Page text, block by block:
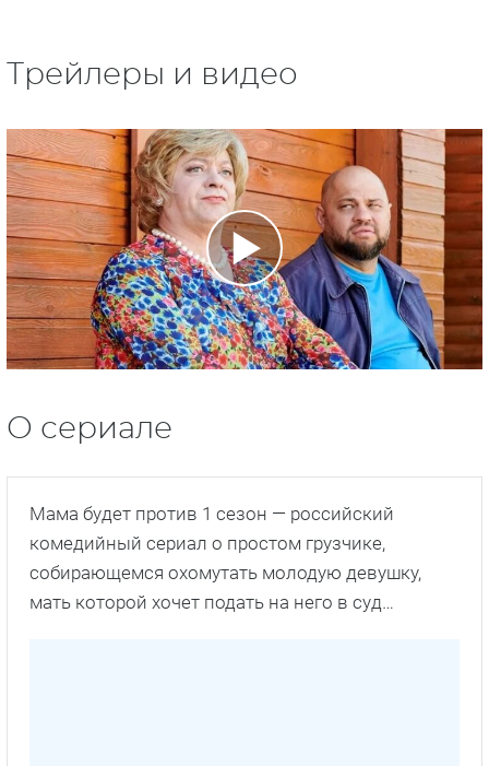
Трейлеры и видео
О сериале
Мама будет против 1 сезон — российский
комедийный сериал о простом грузчике,
собирающемся охомутать молодую девушку,
мать которой хочет подать на него в суд…